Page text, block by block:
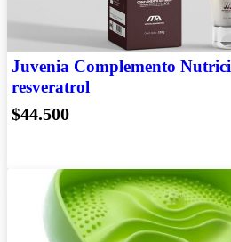
Juvenia Complemento
resveratrol
$44.500